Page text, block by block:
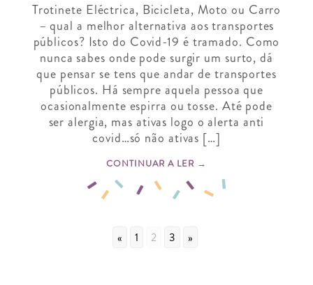
Trotinete Eléctrica, Bicicleta, Moto ou Carro
– qual a melhor alternativa aos transportes
públicos? Isto do Covid-19 é tramado. Como
nunca sabes onde pode surgir um surto, dá
que pensar se tens que andar de transportes
públicos. Há sempre aquela pessoa que
ocasionalmente espirra ou tosse. Até pode
ser alergia, mas ativas logo o alerta anti
covid…só não ativas […]
CONTINUAR A LER →
« 1 2 3 »